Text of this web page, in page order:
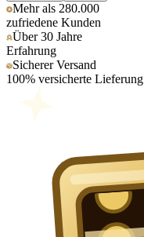
Mehr als 280.000
zufriedene Kunden
Über 30 Jahre
Erfahrung
Sicherer Versand
100% versicherte Lieferung